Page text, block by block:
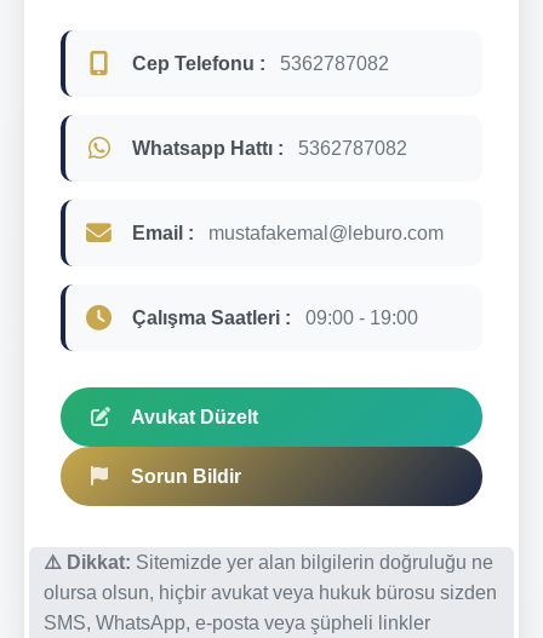
Cep Telefonu : 5362787082
Whatsapp Hattı : 5362787082
Email : mustafakemal@leburo.com
Çalışma Saatleri : 09:00 - 19:00
Avukat Düzelt
Sorun Bildir
⚠️ Dikkat: Sitemizde yer alan bilgilerin doğruluğu ne
olursa olsun, hiçbir avukat veya hukuk bürosu sizden
SMS, WhatsApp, e-posta veya şüpheli linkler